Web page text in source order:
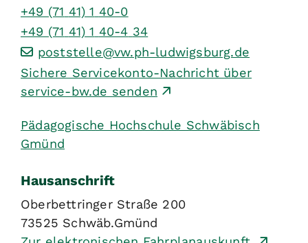
+49 (71 41) 1 40-0
+49 (71 41) 1 40-4 34
poststelle@vw.ph-ludwigsburg.de
Sichere Servicekonto-Nachricht über
service-bw.de senden
Pädagogische Hochschule Schwäbisch
Gmünd
Hausanschrift
Oberbettringer Straße 200
73525 Schwäb.Gmünd